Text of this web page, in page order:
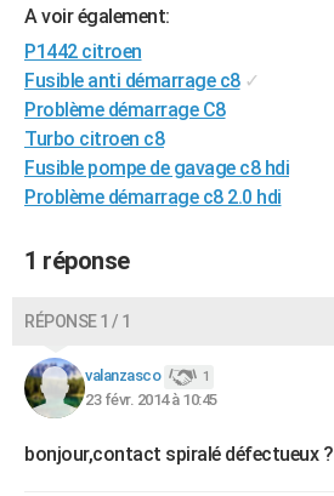
Alimentation
Guide de la santé
Maladies
Médicaments
Sommeil
VOYAGE
Destinations
City break
Voyage nature
Voyage de noces
Forum
Climat
+PHOTO
GUIDES D'ACHAT
BONS PLANS
Carte de Noël
Carte Bonne année
Carte Saint-Valentin
Carte Pâques
Carte d'anniversaire
DICTIONNAIRE
Dictionnaire
Biographies
Citations
Expressions
Proverbes
PROGRAMME TV
COPAINS D'AVANT
S'inscrire
Se connecter
Lycées
Collèges
Primaires
Universités
Entreprises
Service militaire
Avis de recherche
AVIS DE DÉCÈS
FORUM
A voir également:
P1442 citroen
Fusible anti démarrage c8 ✓
Problème démarrage C8
Turbo citroen c8
Fusible pompe de gavage c8 hdi
Problème démarrage c8 2.0 hdi
1 réponse
RÉPONSE 1 / 1
valanzasco 1
23 févr. 2014 à 10:45
bonjour,contact spiralé défectueux ?